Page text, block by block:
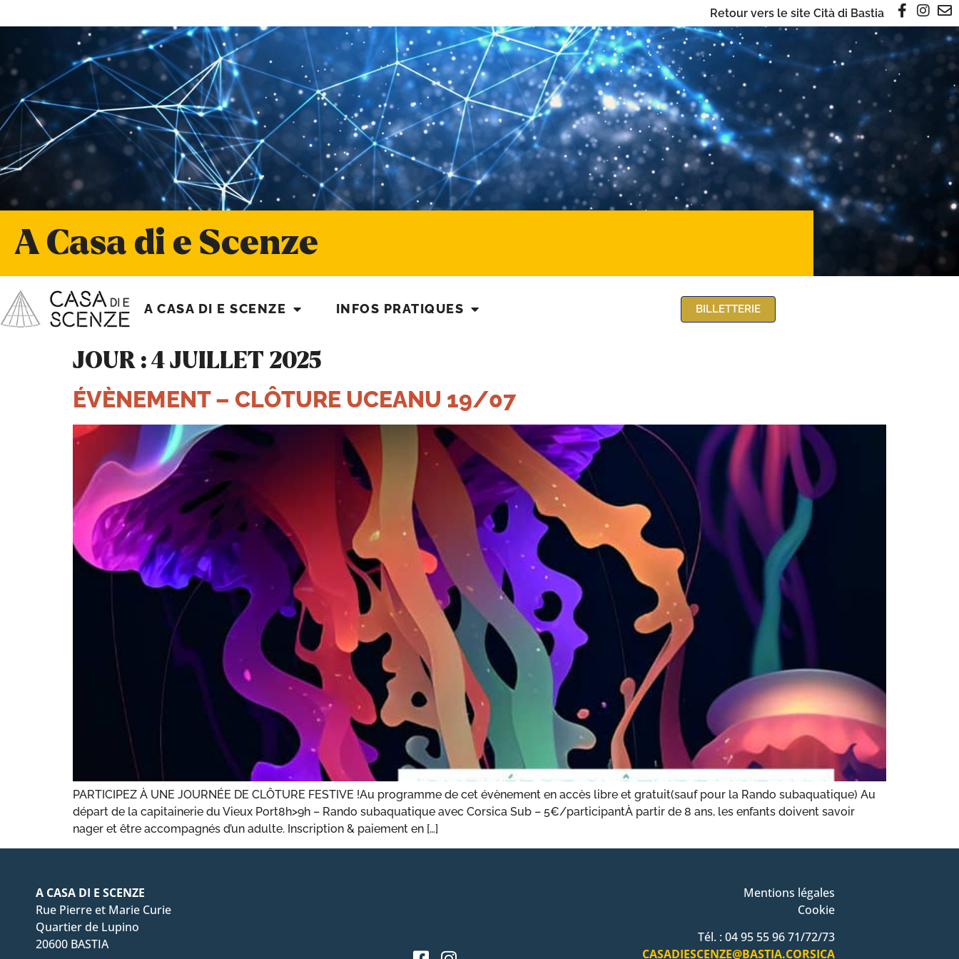
Retour vers le site Cità di Bastia
A Casa di e Scenze
A CASA DI E SCENZE INFOS PRATIQUES BILLETTERIE
JOUR : 4 JUILLET 2025
ÉVÈNEMENT – CLÔTURE UCEANU 19/07
PARTICIPEZ À UNE JOURNÉE DE CLÔTURE FESTIVE !Au programme de cet évènement en accès libre et gratuit(sauf pour la Rando subaquatique) Au
départ de la capitainerie du Vieux Port8h>9h – Rando subaquatique avec Corsica Sub – 5€/participantÀ partir de 8 ans, les enfants doivent savoir
nager et être accompagnés d’un adulte. Inscription & paiement en […]
A CASA DI E SCENZE
Rue Pierre et Marie Curie
Quartier de Lupino
20600 BASTIA
Mentions légales
Cookie
Tél. : 04 95 55 96 71/72/73
CASADIESCENZE@BASTIA.CORSICA